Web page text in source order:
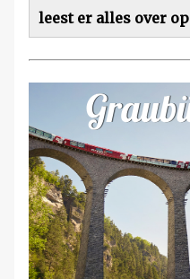
leest er alles over op